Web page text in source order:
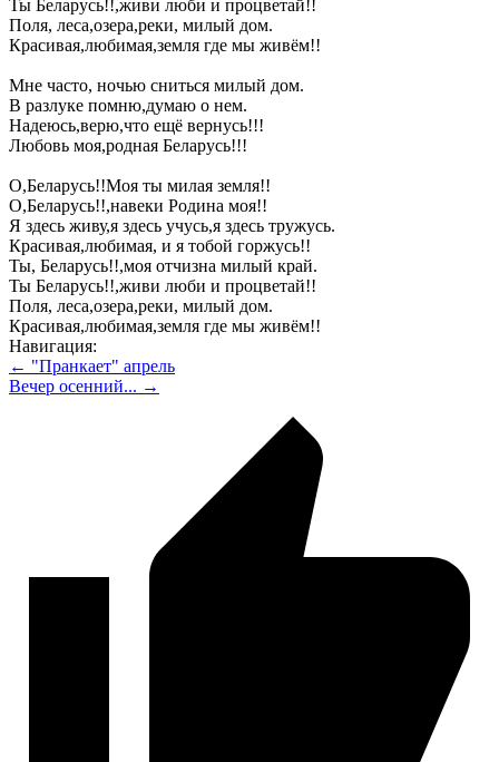
Ты Беларусь!!,живи люби и процветай!!
Поля, леса,озера,реки, милый дом.
Красивая,любимая,земля где мы живём!!
Мне часто, ночью сниться милый дом.
В разлуке помню,думаю о нем.
Надеюсь,верю,что ещё вернусь!!!
Любовь моя,родная Беларусь!!!
О,Беларусь!!Моя ты милая земля!!
О,Беларусь!!,навеки Родина моя!!
Я здесь живу,я здесь учусь,я здесь тружусь.
Красивая,любимая, и я тобой горжусь!!
Ты, Беларусь!!,моя отчизна милый край.
Ты Беларусь!!,живи люби и процветай!!
Поля, леса,озера,реки, милый дом.
Красивая,любимая,земля где мы живём!!
Навигация:
← "Пранкает" апрель
Вечер осенний... →